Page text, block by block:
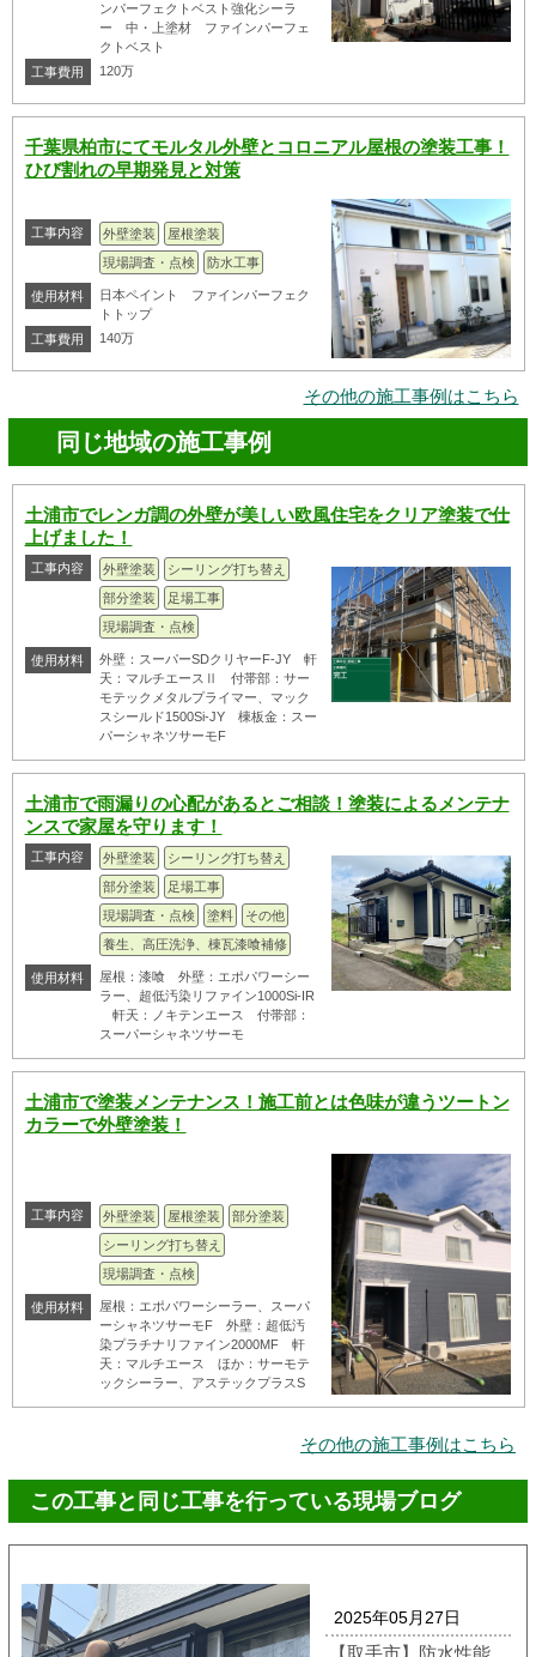
ンパーフェクトベスト強化シーラ
ー 中・上塗材 ファインパーフェ
クトベスト
工事費用
120万
千葉県柏市にてモルタル外壁とコロニアル屋根の塗装工事！
ひび割れの早期発見と対策
工事内容 外壁塗装
屋根塗装
現場調査・点検
防水工事
使用材料
日本ペイント ファインパーフェク
トトップ
工事費用
140万
その他の施工事例はこちら
同じ地域の施工事例
土浦市でレンガ調の外壁が美しい欧風住宅をクリア塗装で仕
上げました！
工事内容 外壁塗装
シーリング打ち替え
部分塗装
足場工事
現場調査・点検
使用材料
外壁：スーパーSDクリヤーF-JY 軒
天：マルチエースⅡ 付帯部：サー
モテックメタルプライマー、マック
スシールド1500Si-JY 棟板金：スー
パーシャネツサーモF
土浦市で雨漏りの心配があるとご相談！塗装によるメンテナ
ンスで家屋を守ります！
工事内容 外壁塗装
シーリング打ち替え
部分塗装
足場工事
現場調査・点検
塗料
その他
養生、高圧洗浄、棟瓦漆喰補修
使用材料
屋根：漆喰 外壁：エポパワーシー
ラー、超低汚染リファイン1000Si-IR
軒天：ノキテンエース 付帯部：
スーパーシャネツサーモ
土浦市で塗装メンテナンス！施工前とは色味が違うツートン
カラーで外壁塗装！
工事内容 外壁塗装 屋根塗装
部分塗装
シーリング打ち替え
現場調査・点検
使用材料
屋根：エポパワーシーラー、スーパ
ーシャネツサーモF 外壁：超低汚
染プラチナリファイン2000MF 軒
天：マルチエース ほか：サーモテ
ックシーラー、アステックプラスS
その他の施工事例はこちら
この工事と同じ工事を行っている現場ブログ
2025年05月27日